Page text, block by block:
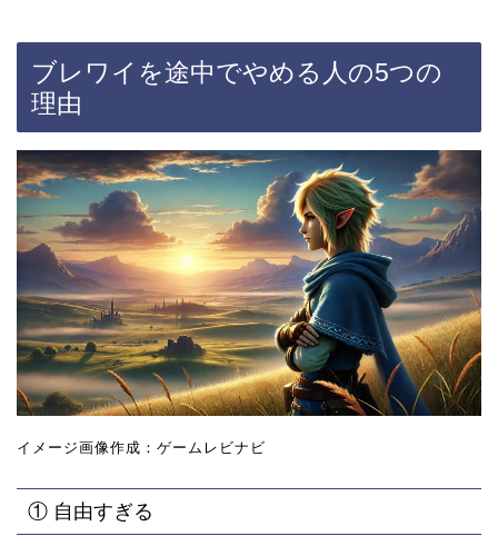
ブレワイを途中でやめる人の5つの
理由
イメージ画像作成：ゲームレビナビ
① 自由すぎる